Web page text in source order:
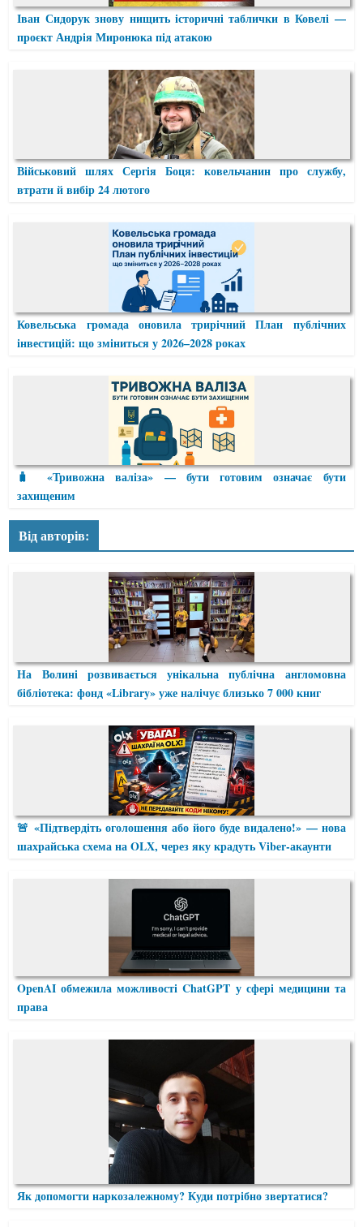
Іван Сидорук знову нищить історичні таблички в Ковелі —
проєкт Андрія Миронюка під атакою
Військовий шлях Сергія Боця: ковельчанин про службу,
втрати й вибір 24 лютого
Ковельська громада оновила трирічний План публічних
інвестицій: що зміниться у 2026–2028 роках
🧳 «Тривожна валіза» — бути готовим означає бути
захищеним
Від авторів:
На Волині розвивається унікальна публічна англомовна
бібліотека: фонд «Library» уже налічує близько 7 000 книг
🚨 «Підтвердіть оголошення або його буде видалено!» — нова
шахрайська схема на OLX, через яку крадуть Viber-акаунти
OpenAI обмежила можливості ChatGPT у сфері медицини та
права
Як допомогти наркозалежному? Куди потрібно звертатися?